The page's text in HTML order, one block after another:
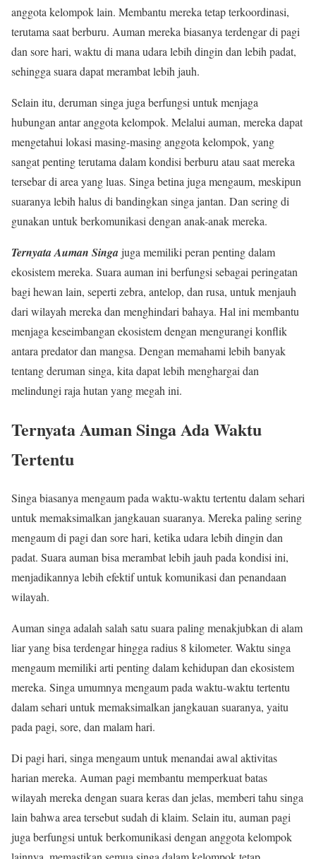
anggota kelompok lain. Membantu mereka tetap terkoordinasi,
terutama saat berburu. Auman mereka biasanya terdengar di pagi
dan sore hari, waktu di mana udara lebih dingin dan lebih padat,
sehingga suara dapat merambat lebih jauh.
Selain itu, deruman singa juga berfungsi untuk menjaga
hubungan antar anggota kelompok. Melalui auman, mereka dapat
mengetahui lokasi masing-masing anggota kelompok, yang
sangat penting terutama dalam kondisi berburu atau saat mereka
tersebar di area yang luas. Singa betina juga mengaum, meskipun
suaranya lebih halus di bandingkan singa jantan. Dan sering di
gunakan untuk berkomunikasi dengan anak-anak mereka.
Ternyata Auman Singajuga memiliki peran penting dalam
ekosistem mereka. Suara auman ini berfungsi sebagai peringatan
bagi hewan lain, seperti zebra, antelop, dan rusa, untuk menjauh
dari wilayah mereka dan menghindari bahaya. Hal ini membantu
menjaga keseimbangan ekosistem dengan mengurangi konflik
antara predator dan mangsa. Dengan memahami lebih banyak
tentang deruman singa, kita dapat lebih menghargai dan
melindungi raja hutan yang megah ini.
Ternyata Auman Singa Ada Waktu
Tertentu
Singa biasanya mengaum pada waktu-waktu tertentu dalam sehari
untuk memaksimalkan jangkauan suaranya. Mereka paling sering
mengaum di pagi dan sore hari, ketika udara lebih dingin dan
padat. Suara auman bisa merambat lebih jauh pada kondisi ini,
menjadikannya lebih efektif untuk komunikasi dan penandaan
wilayah.
Auman singa adalah salah satu suara paling menakjubkan di alam
liar yang bisa terdengar hingga radius 8 kilometer. Waktu singa
mengaum memiliki arti penting dalam kehidupan dan ekosistem
mereka. Singa umumnya mengaum pada waktu-waktu tertentu
dalam sehari untuk memaksimalkan jangkauan suaranya, yaitu
pada pagi, sore, dan malam hari.
Di pagi hari, singa mengaum untuk menandai awal aktivitas
harian mereka. Auman pagi membantu memperkuat batas
wilayah mereka dengan suara keras dan jelas, memberi tahu singa
lain bahwa area tersebut sudah di klaim. Selain itu, auman pagi
juga berfungsi untuk berkomunikasi dengan anggota kelompok